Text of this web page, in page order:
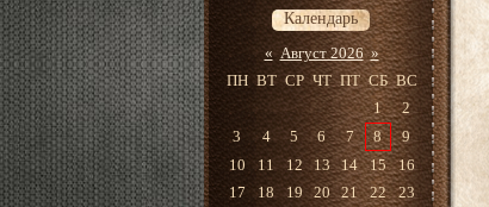
Календарь
« Август 2026 »
ПН ВТ СР ЧТ ПТ СБ ВС
1
2
3
4 5 6 7 8
9
10
11 12 13 14 15
16
17
18 19 20 21 22
23